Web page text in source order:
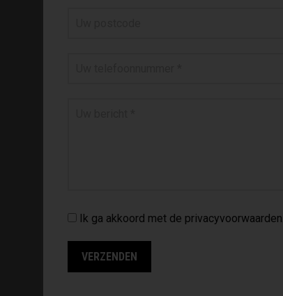
Ik ga akkoord met de privacyvoorwaarden.